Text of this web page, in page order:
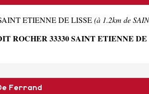
ETIENNE DE LISSE(à 1.2km de
ROCHER 33330 SAINT ETIENNE DE
Ferrand